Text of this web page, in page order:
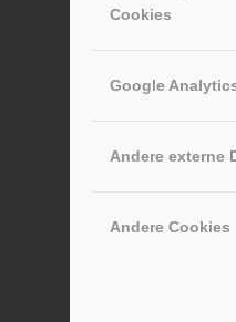
Cookies
Google
Andere externe
Andere Cookies